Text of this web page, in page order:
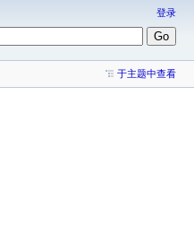
登录
于主题中查看